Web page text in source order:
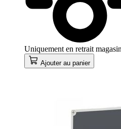
Uniquement en retrait magasin
Ajouter au panier